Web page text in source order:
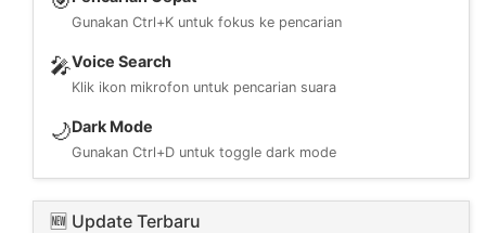
Gunakan Ctrl+K untuk fokus ke pencarian
🎤Voice Search
Klik ikon mikrofon untuk pencarian suara
🌙Dark Mode
Gunakan Ctrl+D untuk toggle dark mode
🆕 Update Terbaru